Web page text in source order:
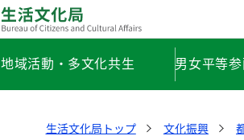
地域活動・多文化共生 男女平等
生活文化局トップ 文化振興